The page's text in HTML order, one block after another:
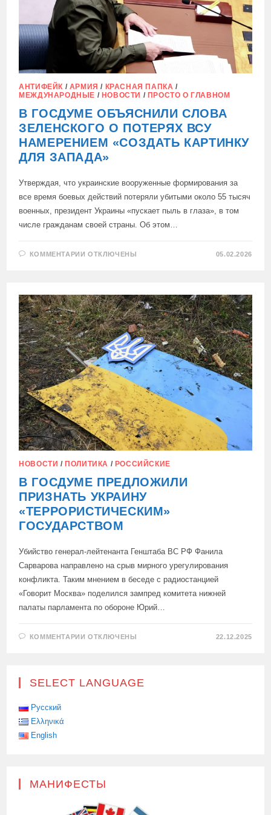
АНТИФЕЙК / АРМИЯ / КРАСНАЯ ПАПКА /
МЕЖДУНАРОДНЫЕ / НОВОСТИ / ПРОСТО О ГЛАВНОМ
В ГОСДУМЕ ОБЪЯСНИЛИ СЛОВА
ЗЕЛЕНСКОГО О ПОТЕРЯХ ВСУ
НАМЕРЕНИЕМ «СОЗДАТЬ КАРТИНКУ
ДЛЯ ЗАПАДА»
Утверждая, что украинские вооруженные формирования за
все время боевых действий потеряли убитыми около 55 тысяч
военных, президент Украины «пускает пыль в глаза», в том
числе гражданам своей страны. Об этом…
КОММЕНТАРИИ К
СЛОВА
ЗЕЛЕНСКОГО
О
ПОТЕРЯХ
ВСУ
НАМЕРЕНИЕМ
«СОЗДАТЬ
КАРТИНКУ
ДЛЯ
ЗАПАДА»
ОТКЛЮЧЕНЫ 05.02.2026
НОВОСТИ / ПОЛИТИКА / РОССИЙСКИЕ
В ГОСДУМЕ ПРЕДЛОЖИЛИ
ПРИЗНАТЬ УКРАИНУ
«ТЕРРОРИСТИЧЕСКИМ»
ГОСУДАРСТВОМ
Убийство генерал-лейтенанта Генштаба ВС РФ Фанила
Сарварова направлено на срыв мирного урегулирования
конфликта. Таким мнением в беседе с радиостанцией
«Говорит Москва» поделился зампред комитета нижней
палаты парламента по обороне Юрий…
КОММЕНТАРИИ К
УКРАИНУ
ОТКЛЮЧЕНЫ 22.12.2025
SELECT LANGUAGE
Русский
Ελληνικά
English
МАНИФЕСТЫ